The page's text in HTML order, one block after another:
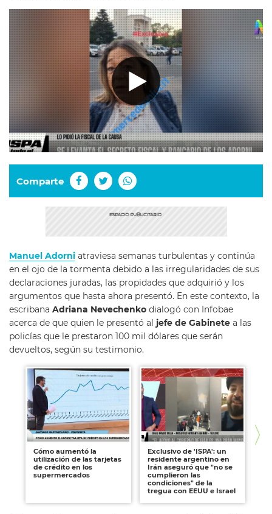
Comparte
Manuel Adorni atraviesa semanas turbulentas y continúa
en el ojo de la tormenta debido a las irregularidades de sus
declaraciones juradas, las propidades que adquirió y los
argumentos que hasta ahora presentó. En este contexto, la
escribana Adriana Nevechenko dialogó con Infobae
acerca de que quien le presentó al jefe de Gabinete a las
policías que le prestaron 100 mil dólares que serán
devueltos, según su testimonio.
Cómo aumentó la
utilización de las tarjetas
de crédito en los
supermercados
Exclusivo de 'ISPA': un
residente argentino en
Irán aseguró que "no se
cumplieron las
condiciones" de la
tregua con EEUU e Israel